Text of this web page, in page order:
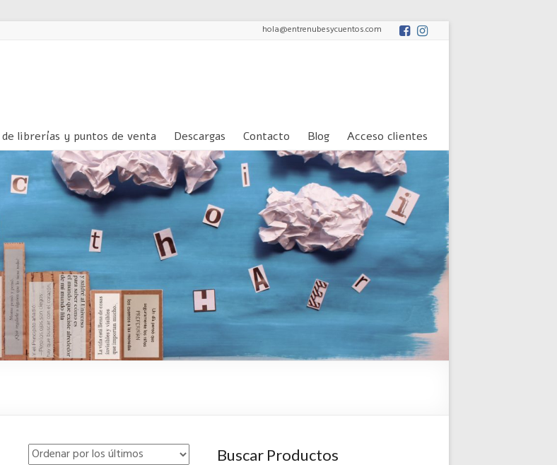
hola@entrenubesycuentos.com
librerías y puntos de venta Descargas Contacto Blog Acceso clientes
Buscar Productos